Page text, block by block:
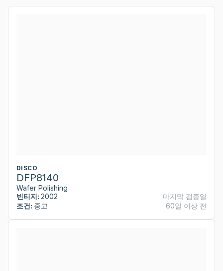
DISCO
DFP8140
Wafer Polishing
빈티지: 2002
조건: 중고
마지막 검증일
60일 이상 전